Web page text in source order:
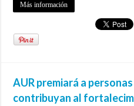
Más información
AUR premiará a
contribuyan al